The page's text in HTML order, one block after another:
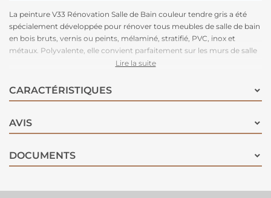
La peinture V33 Rénovation Salle de Bain couleur tendre gris a été
spécialement développée pour rénover tous meubles de salle de bain
en bois bruts, vernis ou peints, mélaminé, stratifié, PVC, inox et
métaux. Polyvalente, elle convient parfaitement sur les murs de salle
de bain y compris l'intérieur de douche carrelé et s'appliquera sur de
peinture présente une haute résistance à l'eau grâce à sa protection
imperméable et pourra s'appliquer directement sur la faïence et les
entre deux couches : 6 heures. Séchage complet en 48 heures avant
la première.
Lire la suite
CARACTÉRISTIQUES
AVIS
DOCUMENTS